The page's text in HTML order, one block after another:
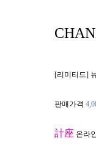
[리미티드]
판매가격
計座 온라